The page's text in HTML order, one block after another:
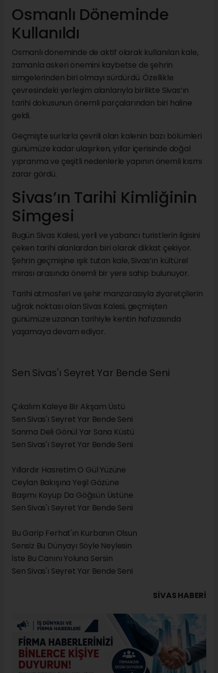
Osmanlı Döneminde
Kullanıldı
Osmanlı döneminde de aktif olarak kullanılan kale,
zamanla askeri önemini kaybetse de şehrin
simgelerinden biri olmayı sürdürdü. Özellikle
çevresindeki yerleşim alanlarıyla birlikte Sivas’ın
tarihi dokusunun önemli parçalarından biri haline
geldi.
Geçmişte surlarla çevrili olan kalenin bazı bölümleri
günümüze kadar ulaşırken, yıllar içerisinde doğal
yıpranma ve çeşitli nedenlerle yapının önemli kısmı
zarar gördü.
Sivas’ın Tarihi Kimliğinin
Simgesi
Bugün Sivas Kalesi, yerli ve yabancı turistlerin ilgisini
çeken tarihi alanlardan biri olarak dikkat çekiyor.
Şehrin geçmişine ışık tutan kale, Sivas’ın kültürel
mirası arasında önemli bir yere sahip bulunuyor.
Tarihi atmosferi ve şehir manzarasıyla ziyaretçilerin
uğrak noktası olan Sivas Kalesi, geçmişten
günümüze uzanan tarihiyle kentin hafızasında
yaşamaya devam ediyor.
Sen Sivas'ı Seyret Yar Bende Seni
Çıkalım Kaleye Bir Akşam Üstü
Sen Sivas'ı Seyret Yar Bende Seni
Sanma Deli Gönül Yar Sana Küstü
Sen Sivas'ı Seyret Yar Bende Seni
Yıllardır Hasretim O Gül Yüzüne
Ceylan Bakışına Yeşil Gözüne
Başımı Koyup Da Göğsün Üstüne
Sen Sivas'ı Seyret Yar Bende Seni
Bu Garip Ferhat'ın Kurbanın Olsun
Sensiz Bu Dünyayı Söyle Neylesin
İste Bu Canını Yoluna Sersin
Sen Sivas'ı Seyret Yar Bende Seni
SIVAS HABERİ